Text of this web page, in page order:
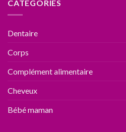
CATEGORIES
Dentaire
Corps
Complément alimentaire
Cheveux
Bébé maman